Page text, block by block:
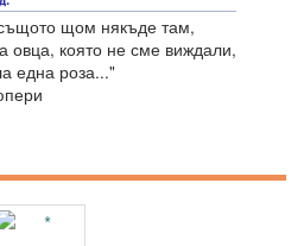
щом някъде там,
овца, която не сме виждали,
една роза..."